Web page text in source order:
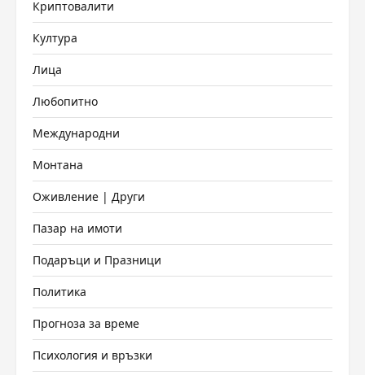
Криптовалити
Култура
Лица
Любопитно
Международни
Монтана
Оживление | Други
Пазар на имоти
Подаръци и Празници
Политика
Прогноза за време
Психология и връзки